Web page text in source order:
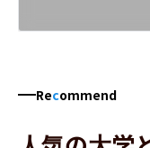
Recommend